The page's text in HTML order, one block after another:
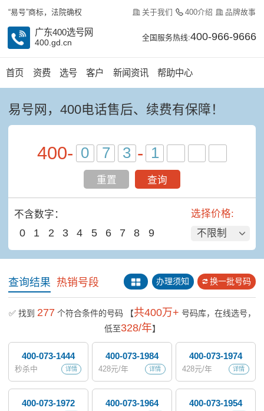
“易号”商标，法院确权 关于我们 400介绍 品牌故事
广东400选号网
400.gd.cn
全国服务热线:400-966-9666
首页 资费 选号 客户 新闻资讯 帮助中心
易号网，400电话售后、续费有保障！
400- -
重置 查询
不含数字：
0 1 2 3 4 5 6 7 8 9
选择价格:
不限制
查询结果 热销号段 办理须知 换一批号码
✅ 找到 277 个符合条件的号码 【共400万+ 号码库，在线选号，
低至328/年】
400-073-1444
详情
秒杀中
400-073-1984
详情
428元/年
400-073-1974
详情
428元/年
400-073-1972 400-073-1964 400-073-1954